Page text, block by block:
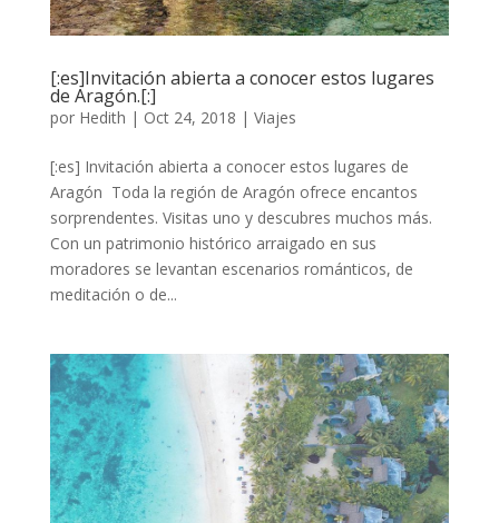
[:es]Invitación abierta a conocer estos lugares
de Aragón.[:]
por Hedith | Oct 24, 2018 | Viajes
[:es] Invitación abierta a conocer estos lugares de
Aragón Toda la región de Aragón ofrece encantos
sorprendentes. Visitas uno y descubres muchos más.
Con un patrimonio histórico arraigado en sus
moradores se levantan escenarios románticos, de
meditación o de...